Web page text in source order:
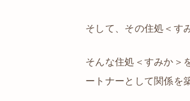
そして、その住処＜す
そんな住処＜すみか＞
ートナーとして関係を